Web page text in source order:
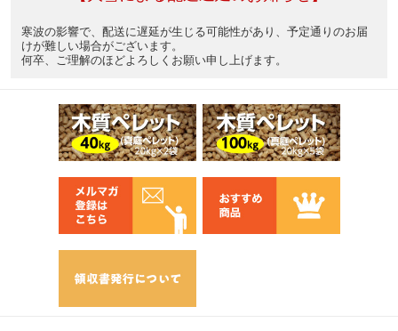
寒波の影響で、配送に遅延が生じる可能性があり、予定通りのお届
けが難しい場合がございます。
何卒、ご理解のほどよろしくお願い申し上げます。